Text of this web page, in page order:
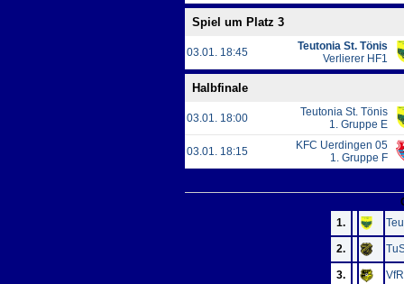
Spiel um Platz 3
03.01. 18:45
Teutonia St. Tönis
Verlierer HF1
Halbfinale
03.01. 18:00
Teutonia St. Tönis
1. Gruppe E
03.01. 18:15
KFC Uerdingen 05
1. Gruppe F
1.
2.
3.